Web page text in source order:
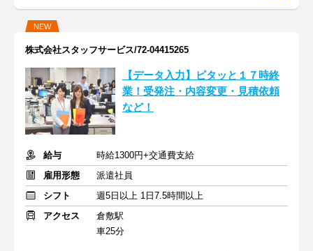
NEW
株式会社スタッフサービス/72-04415265
【データ入力】ピタッと１７時終
業！受発注・内容変更・見積依頼
など！
給与
時給1300円+交通費支給
雇用形態
派遣社員
シフト
週5日以上 1日7.5時間以上
アクセス
倉敷駅
車25分